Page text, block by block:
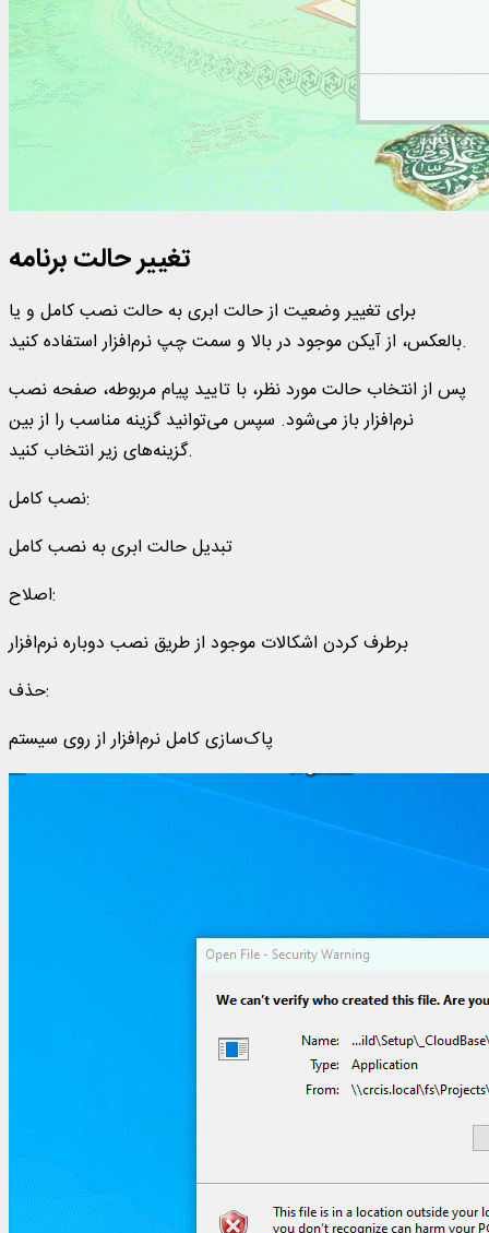
تغییر حالت برنامه
برای تغییر وضعیت از حالت ابری به حالت نصب کامل و یا
بالعکس، از آیکن موجود در بالا و سمت چپ نرم‌افزار استفاده کنید.
پس از انتخاب حالت مورد نظر، با تایید پیام مربوطه، صفحه نصب
نرم‌افزار باز می‌شود. سپس می‌توانید گزینه مناسب را از بین
گزینه‌های زیر انتخاب کنید.
نصب کامل:
تبدیل حالت ابری به نصب کامل
اصلاح:
برطرف کردن اشکالات موجود از طریق نصب دوباره نرم‌افزار
حذف:
پاک‌سازی کامل نرم‌افزار از روی سیستم